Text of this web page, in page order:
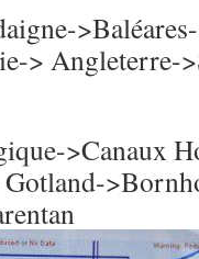
>
>Canaux
Gotland-